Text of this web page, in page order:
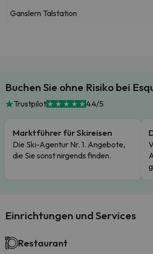
Ganslern Talstation
Buchen Sie ohne Risiko bei
Trustpilot 4.4/5
Marktführer für Skireisen
Die Ski-Agentur Nr. 1. Angebote,
die Sie sonst nirgends finden.
Einrichtungen und Services
Restaurant